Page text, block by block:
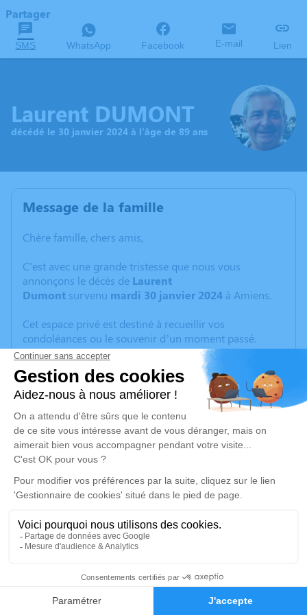
Faire-part Hommages
Partager
SMS WhatsApp Facebook E-mail Lien
Laurent DUMONT
décédé le 30 janvier 2024 à l'âge de 89 ans
Message de la famille
Chère famille, chers amis,
C'est avec une grande tristesse que nous vous
annonçons le décès de Laurent
Dumont survenu mardi 30 janvier 2024 à Amiens.
Cet espace privé est destiné à recueillir vos
condoléances ou le souvenir d’un moment passé.
Merci pour vos pensées.
Un service de plantation d’arbre hommage est
disponible ici
Je rends hommage
Cérémonie religieuse
mercredi 07 février 2024 à 10h00
Église Saint-Jacques d'Amiens